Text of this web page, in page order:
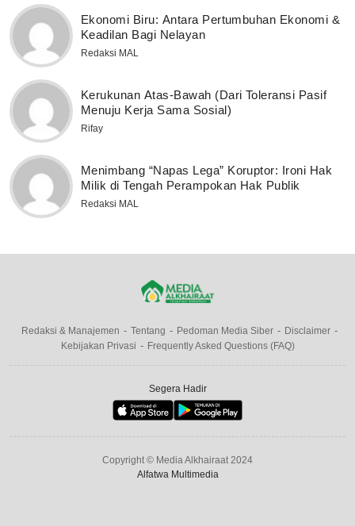
Ekonomi Biru: Antara Pertumbuhan Ekonomi &
Keadilan Bagi Nelayan
Redaksi MAL
Kerukunan Atas-Bawah (Dari Toleransi Pasif
Menuju Kerja Sama Sosial)
Rifay
Menimbang “Napas Lega” Koruptor: Ironi Hak
Milik di Tengah Perampokan Hak Publik
Redaksi MAL
Redaksi & Manajemen Tentang Pedoman Media Siber
Disclaimer
Kebijakan Privasi
Frequently Asked Questions (FAQ)
Segera Hadir
Copyright © Media Alkhairaat 2024
Alfatwa Multimedia